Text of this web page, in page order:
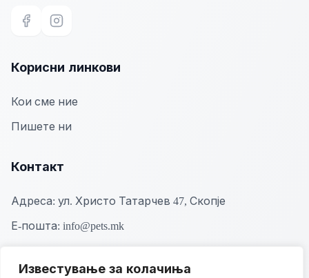
Известување за колачиња
Корисни линкови
Кои сме ние
Пишете ни
Контакт
Адреса: ул. Христо Татарчев 47, Скопје
Е-пошта: info@pets.mk